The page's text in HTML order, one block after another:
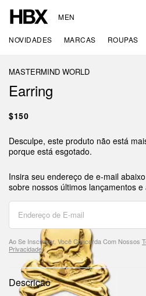
MEN
NOVIDADES MARCAS ROUPAS
MASTERMIND WORLD
Earring
$150
Desculpe, este produto não está
porque está esgotado.
Insira seu endereço de e-mail
sobre nossos últimos lançamentos e
Ao Se Inscrever, Você Concorda Com Nossos
Privacidade.
Descrição